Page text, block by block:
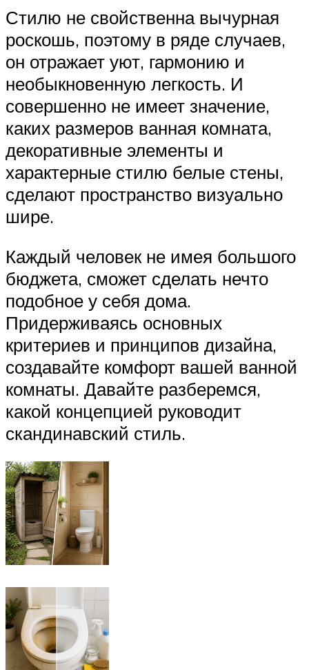
Стилю не свойственна вычурная
роскошь, поэтому в ряде случаев,
он отражает уют, гармонию и
необыкновенную легкость. И
совершенно не имеет значение,
каких размеров ванная комната,
декоративные элементы и
характерные стилю белые стены,
сделают пространство визуально
шире.
Каждый человек не имея большого
бюджета, сможет сделать нечто
подобное у себя дома.
Придерживаясь основных
критериев и принципов дизайна,
создавайте комфорт вашей ванной
комнаты. Давайте разберемся,
какой концепцией руководит
скандинавский стиль.